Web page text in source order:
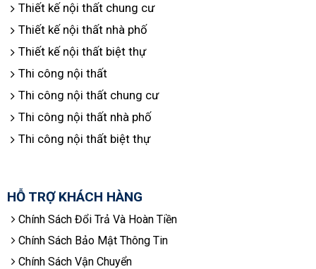
Thiết kế nội thất chung cư
Thiết kế nội thất nhà phố
Thiết kế nội thất biệt thự
Thi công nội thất
Thi công nội thất chung cư
Thi công nội thất nhà phố
Thi công nội thất biệt thự
HỖ TRỢ KHÁCH HÀNG
Chính Sách Đổi Trả Và Hoàn Tiền
Chính Sách Bảo Mật Thông Tin
Chính Sách Vận Chuyển